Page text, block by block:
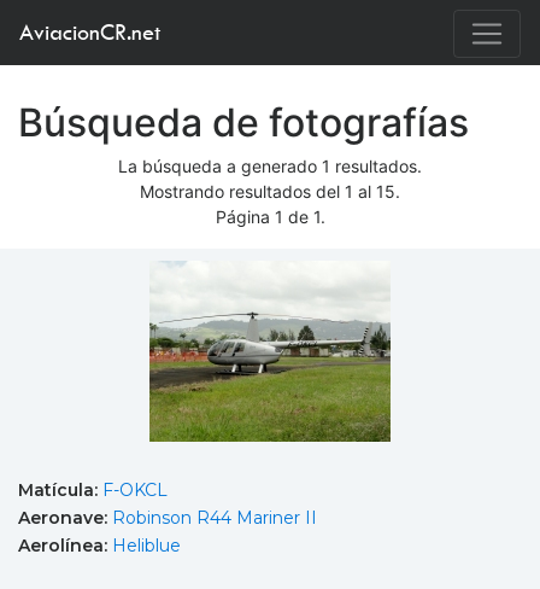
AviacionCR.net
Búsqueda de fotografías
La búsqueda a generado 1 resultados.
Mostrando resultados del 1 al 15.
Página 1 de 1.
Matícula: F-OKCL
Aeronave: Robinson R44 Mariner II
Aerolínea: Heliblue